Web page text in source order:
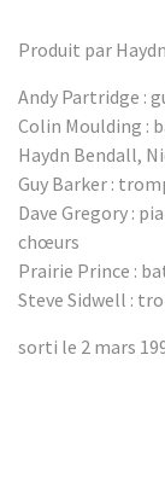
Produit par
Andy Partridge :
Colin Moulding :
Haydn Bendall,
Guy Barker :
Dave Gregory :
chœurs
Prairie Prince :
Steve Sidwell :
sorti le 2 mars